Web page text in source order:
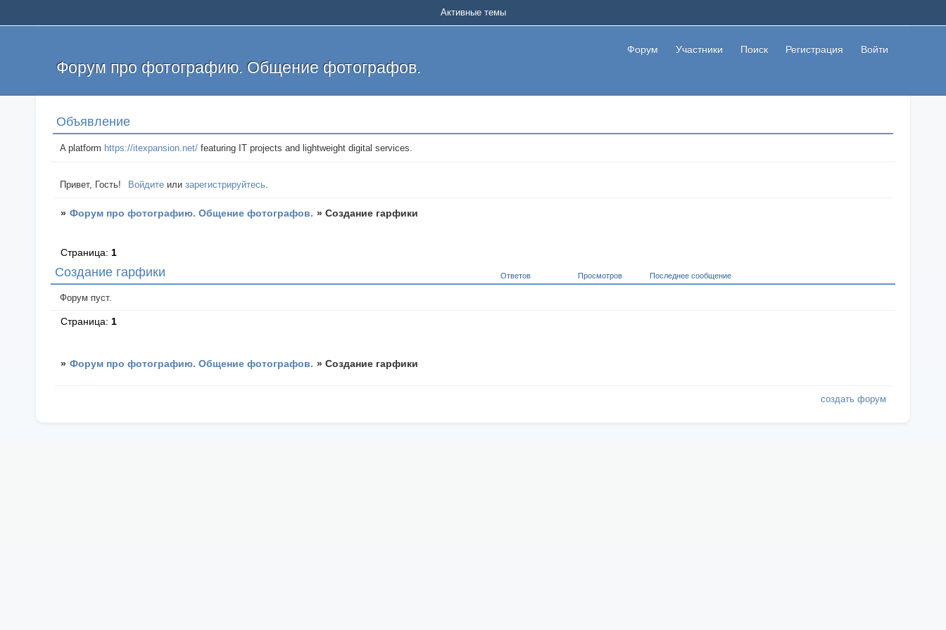
Форум про фотографию. Общение фотографов.
Форум Участники Поиск Регистрация Войти
Активные темы
Объявление
A platform https://itexpansion.net/ featuring IT projects and lightweight digital services.
Привет, Гость! Войдите илизарегистрируйтесь.
» Форум про фотографию. Общение фотографов. »Создание гарфики
Создание гарфики
Страница:1
Ответов Просмотров Последнее сообщение
Форум пуст.
Страница: 1
» Форум про фотографию. Общение фотографов. »Создание гарфики
создать форум